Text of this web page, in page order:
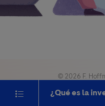
Toggle navigation
¿Qué es la
© 2026 F.
Aviso legal
Política de